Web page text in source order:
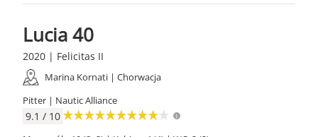
Lucia 40
2020 | Felicitas II
Marina Kornati | Chorwacja
Pitter | Nautic Alliance
9.1 / 10